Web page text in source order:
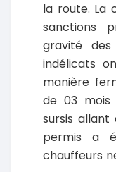
la route. La
sanctions
gravité des
indélicats
manière
de 03
sursis allant
permis a
chauffeurs